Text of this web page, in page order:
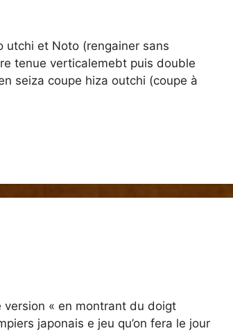
utchi et Noto (rengainer sans
tenue verticalemebt puis double
seiza coupe hiza outchi (coupe à
« en montrant du doigt
japonais e jeu qu’on fera le jour